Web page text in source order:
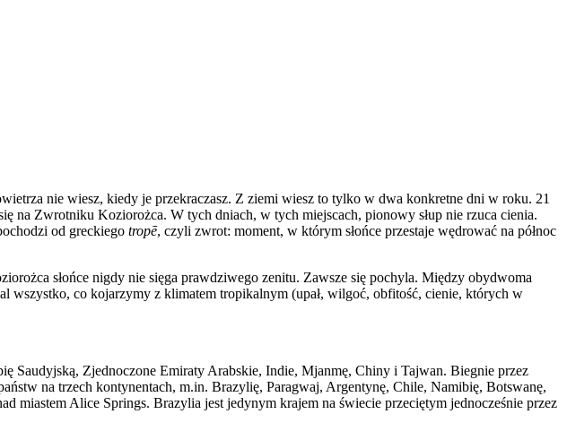
nie wiesz, kiedy je przekraczasz. Z ziemi wiesz to tylko w dwa konkretne dni w roku. 21
na Zwrotniku Koziorożca. W tych dniach, w tych miejscach, pionowy słup nie rzuca cienia.
od greckiego tropē, czyli zwrot: moment, w którym słońce przestaje wędrować na północ
słońce nigdy nie sięga prawdziwego zenitu. Zawsze się pochyla. Między obydwoma
wszystko, co kojarzymy z klimatem tropikalnym (upał, wilgoć, obfitość, cienie, których w
Saudyjską, Zjednoczone Emiraty Arabskie, Indie, Mjanmę, Chiny i Tajwan. Biegnie przez
na trzech kontynentach, m.in. Brazylię, Paragwaj, Argentynę, Chile, Namibię, Botswanę,
Alice Springs. Brazylia jest jedynym krajem na świecie przeciętym jednocześnie przez